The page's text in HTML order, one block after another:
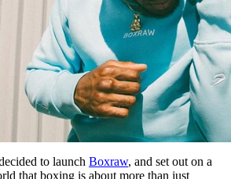
to launch Boxraw, and set out on a
that boxing is about more than just